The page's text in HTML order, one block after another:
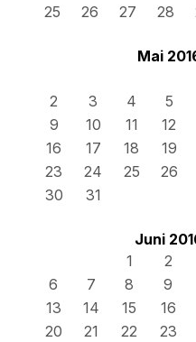
25
26 27 28
Mai
2
3 4 5
9
10 11 12
16
17 18 19
23
24 25 26
30
31
Juni
1
2
6
7 8 9
13
14 15 16
20
21 22 23